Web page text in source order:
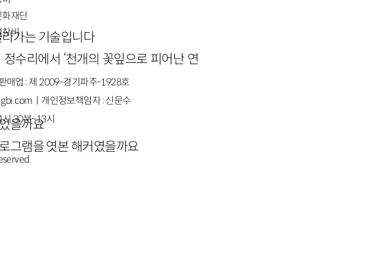
가는 기술입니다
수리에서 ‘천개의 꽃잎으로 피어난 연
을까요
그램을 엿본 해커였을까요
화재단
창비
매업 : 제 2009-경기파주-1928호
ㅣ개인정보책임자 : 신문수
30분~13시